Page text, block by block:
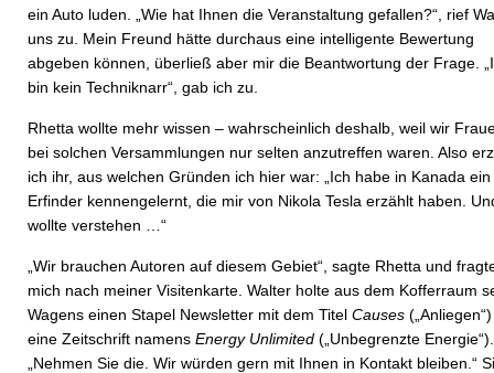
ein Auto luden. „Wie hat Ihnen die Veranstaltung gefallen?“, rief
uns zu. Mein Freund hätte durchaus eine intelligente Bewertung
abgeben können, überließ aber mir die Beantwortung der Frage.
bin kein Techniknarr“, gab ich zu.
Rhetta wollte mehr wissen – wahrscheinlich deshalb, weil wir
bei solchen Versammlungen nur selten anzutreffen waren. Also
ich ihr, aus welchen Gründen ich hier war: „Ich habe in Kanada
Erfinder kennengelernt, die mir von Nikola Tesla erzählt haben.
wollte verstehen …“
„Wir brauchen Autoren auf diesem Gebiet“, sagte Rhetta und
mich nach meiner Visitenkarte. Walter holte aus dem Kofferraum
Wagens einen Stapel Newsletter mit dem Titel Causes
eine Zeitschrift namens Energy Unlimited („Unbegrenzte Energie“).
„Nehmen Sie die. Wir würden gern mit Ihnen in Kontakt bleiben.“